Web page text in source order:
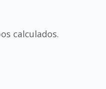
calculados.